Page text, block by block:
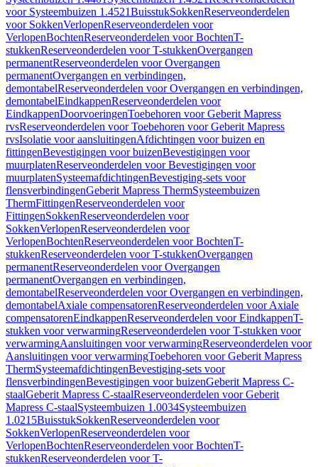
voor Systeembuizen 1.4521BuisstukSokkenReserveonderdelen
voor SokkenVerlopenReserveonderdelen voor
VerlopenBochtenReserveonderdelen voor BochtenT-
stukkenReserveonderdelen voor T-stukkenOvergangen
permanentReserveonderdelen voor Overgangen
permanentOvergangen en verbindingen,
demontabelReserveonderdelen voor Overgangen en verbindingen,
demontabelEindkappenReserveonderdelen voor
EindkappenDoorvoeringenToebehoren voor Geberit Mapress
rvsReserveonderdelen voor Toebehoren voor Geberit Mapress
rvsIsolatie voor aansluitingenAfdichtingen voor buizen en
fittingenBevestigingen voor buizenBevestigingen voor
muurplatenReserveonderdelen voor Bevestigingen voor
muurplatenSysteemafdichtingenBevestiging-sets voor
flensverbindingenGeberit Mapress ThermSysteembuizen
ThermFittingenReserveonderdelen voor
FittingenSokkenReserveonderdelen voor
SokkenVerlopenReserveonderdelen voor
VerlopenBochtenReserveonderdelen voor BochtenT-
stukkenReserveonderdelen voor T-stukkenOvergangen
permanentReserveonderdelen voor Overgangen
permanentOvergangen en verbindingen,
demontabelReserveonderdelen voor Overgangen en verbindingen,
demontabelAxiale compensatorenReserveonderdelen voor Axiale
compensatorenEindkappenReserveonderdelen voor EindkappenT-
stukken voor verwarmingReserveonderdelen voor T-stukken voor
verwarmingAansluitingen voor verwarmingReserveonderdelen voor
Aansluitingen voor verwarmingToebehoren voor Geberit Mapress
ThermSysteemafdichtingenBevestiging-sets voor
flensverbindingenBevestigingen voor buizenGeberit Mapress C-
staalGeberit Mapress C-staalReserveonderdelen voor Geberit
Mapress C-staalSysteembuizen 1.0034Systeembuizen
1.0215BuisstukSokkenReserveonderdelen voor
SokkenVerlopenReserveonderdelen voor
VerlopenBochtenReserveonderdelen voor BochtenT-
stukkenReserveonderdelen voor T-